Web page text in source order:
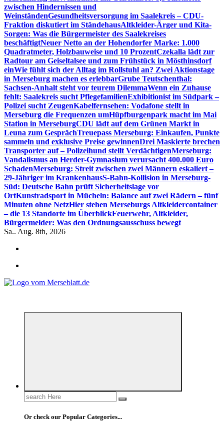
zwischen Hindernissen und
WeinständenGesundheitsversorgung im Saalekreis – CDU-
Fraktion diskutiert im StändehausAltkleider-Ärger und Kita-
Sorgen: Was die Bürgermeister des Saalekreises
beschäftigtNeuer Netto an der Hohendorfer Marke: 1.000
Quadratmeter, Holzbauweise und 10 ProzentCzekalla lädt zur
Radtour am Geiseltalsee und zum Frühstück in Mösthinsdorf
einWie fühlt sich der Alltag im Rollstuhl an? Zwei Aktionstage
in Merseburg machen es erlebbarGrube Teutschenthal:
Sachsen-Anhalt steht vor teurem DilemmaWenn ein Zuhause
fehlt: Saalekreis sucht PflegefamilienExhibitionist im Südpark –
Polizei sucht ZeugenKabelfernsehen: Vodafone stellt in
Merseburg die Frequenzen umHüpfburgenpark macht im Mai
Station in MerseburgCDU lädt auf dem Grünen Markt in
Leuna zum GesprächTreuepass Merseburg: Einkaufen, Punkte
sammeln und exklusive Preise gewinnenDrei Maskierte brechen
Transporter auf – Polizeihund stellt VerdächtigenMerseburg:
Vandalismus an Herder-Gymnasium verursacht 400.000 Euro
SchadenMerseburg: Streit zwischen zwei Männern eskaliert –
29-Jähriger im KrankenhausS-Bahn-Kollision in Merseburg-
Süd: Deutsche Bahn prüft Sicherheitslage vor
OrtKunstradsport in Mücheln: Balance auf zwei Rädern – fünf
Minuten ohne NetzHier stehen Merseburgs Altkleidercontainer
– die 13 Standorte im ÜberblickFeuerwehr, Altkleider,
Bürgermelder: Was den Ordnungsausschuss bewegt
Sa.. Aug. 8th, 2026
Search
for:
Or check our Popular Categories...